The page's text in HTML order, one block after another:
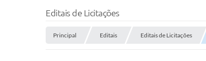
Editais de Licitações
Principal Editais Editais de Licitações